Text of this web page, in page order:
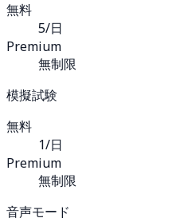
無料
5/日
Premium
無制限
模擬試験
無料
1/日
Premium
無制限
音声モード